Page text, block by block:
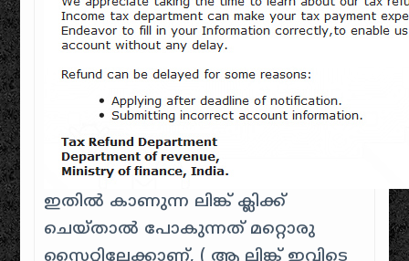
ഇതിൽ കാണുന്ന ലിങ്ക് ക്ലിക്ക്
ചെയ്താൽ പോകുന്നത് മറ്റൊരു